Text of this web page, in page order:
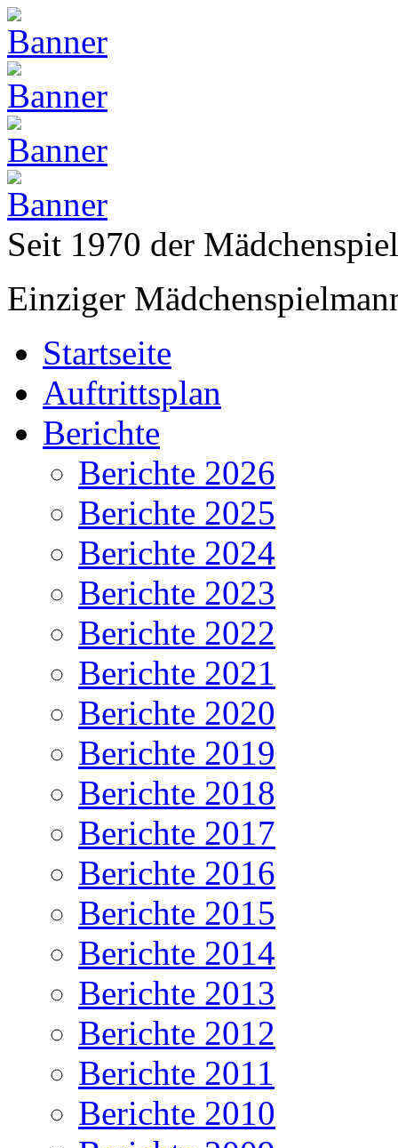
Seit 1970 der
Einziger
Startseite
Auftrittsplan
Berichte
Berichte 2026
Berichte 2025
Berichte 2024
Berichte 2023
Berichte 2022
Berichte 2021
Berichte 2020
Berichte 2019
Berichte 2018
Berichte 2017
Berichte 2016
Berichte 2015
Berichte 2014
Berichte 2013
Berichte 2012
Berichte 2011
Berichte 2010